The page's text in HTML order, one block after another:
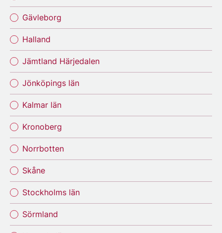
Gävleborg
Halland
Jämtland Härjedalen
Jönköpings län
Kalmar län
Kronoberg
Norrbotten
Skåne
Stockholms län
Sörmland